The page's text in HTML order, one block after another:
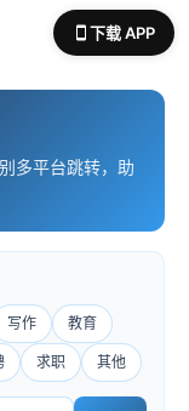
下载 APP
多平台跳转，助
写作 教育
求职 其他